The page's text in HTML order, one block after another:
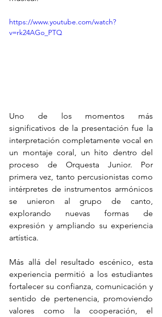
https://www.youtube.com/watch?
v=rk24AGo_PTQ
Uno de los momentos más
significativos de la presentación fue la
interpretación completamente vocal en
un montaje coral, un hito dentro del
proceso de Orquesta Junior. Por
primera vez, tanto percusionistas como
intérpretes de instrumentos armónicos
se unieron al grupo de canto,
explorando nuevas formas de
expresión y ampliando su experiencia
artística.
Más allá del resultado escénico, esta
experiencia permitió a los estudiantes
fortalecer su confianza, comunicación y
sentido de pertenencia, promoviendo
valores como la cooperación, el